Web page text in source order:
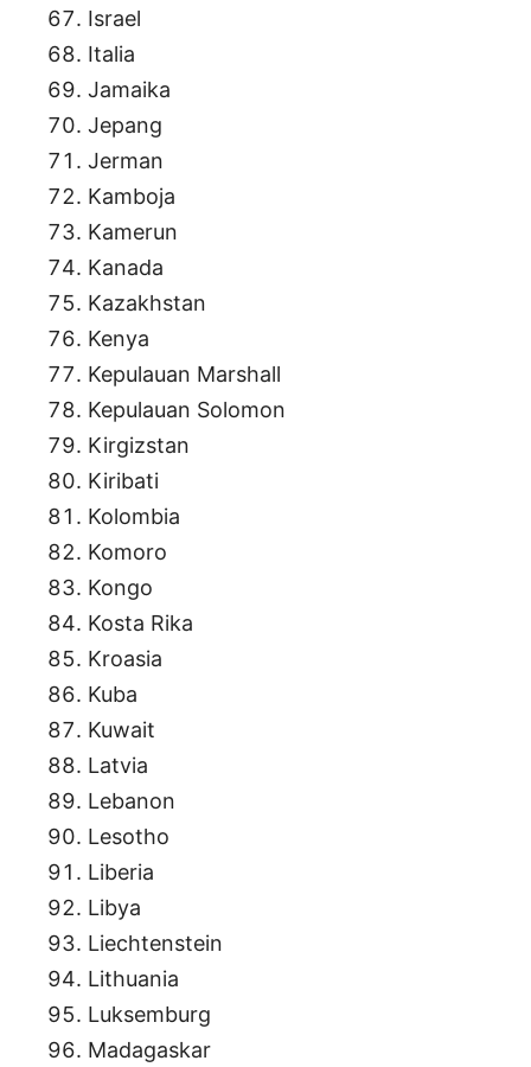
Israel
Italia
Jamaika
Jepang
Jerman
Kamboja
Kamerun
Kanada
Kazakhstan
Kenya
Kepulauan Marshall
Kepulauan Solomon
Kirgizstan
Kiribati
Kolombia
Komoro
Kongo
Kosta Rika
Kroasia
Kuba
Kuwait
Latvia
Lebanon
Lesotho
Liberia
Libya
Liechtenstein
Lithuania
Luksemburg
Madagaskar